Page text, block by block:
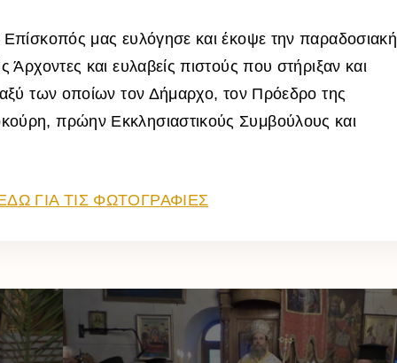
μας ευλόγησε και έκοψε την παραδοσιακή
Άρχοντες και ευλαβείς πιστούς που στήριξαν και
των οποίων τον Δήμαρχο, τον Πρόεδρο της
, πρώην Εκκλησιαστικούς Συμβούλους και
ΓΙΑ ΤΙΣ ΦΩΤΟΓΡΑΦΙΕΣ